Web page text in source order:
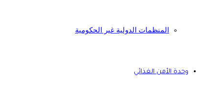
المنظمات الدولية غير الحكومية
وحدة الأمن الغذائي